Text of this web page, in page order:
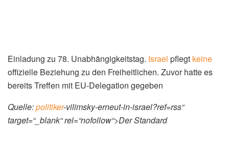
Einladung zu 78. Unabhängigkeitstag. Israel pflegt keine
offizielle Beziehung zu den Freiheitlichen. Zuvor hatte es
bereits Treffen mit EU-Delegation gegeben
Quelle:politiker-vilimsky-erneut-in-israel?ref=rss“
target=“_blank“ rel=“nofollow“>Der Standard